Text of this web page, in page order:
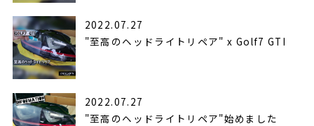
2022.07.27
"至高のヘッドライトリペア" x Golf7 GTI
2022.07.27
"至高のヘッドライトリペア"始めました